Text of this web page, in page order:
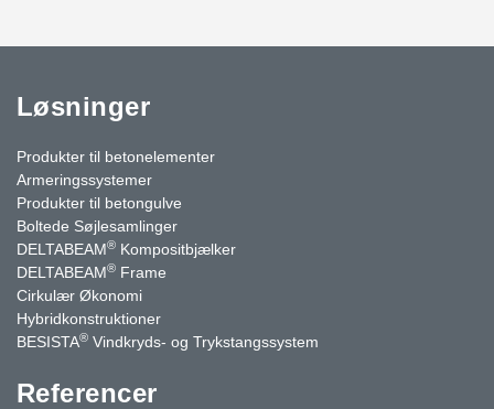
Løsninger
Produkter til betonelementer
Armeringssystemer
Produkter til betongulve
Boltede Søjlesamlinger
DELTABEAM® Kompositbjælker
DELTABEAM® Frame
Cirkulær Økonomi
Hybridkonstruktioner
BESISTA® Vindkryds- og Trykstangssystem
Referencer